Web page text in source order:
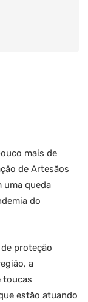
mais de
de Artesãos
uma queda
do
proteção
a
toucas
estão atuando